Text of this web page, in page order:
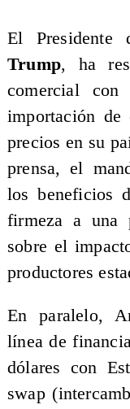
El Presidente
Trump, ha
comercial
importación de
precios en su
prensa, el
los beneficios
firmeza a una
sobre el
productores
En paralelo,
línea de
dólares con
swap